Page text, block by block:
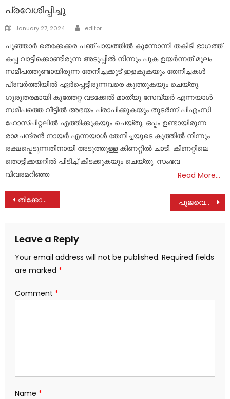
പ്രവേശിപ്പിച്ചു
Posted
January 27, 2024 Author
editor
പൂഞ്ഞാർ തെക്കേക്കര പഞ്ചായത്തിൽ കുന്നോന്നി തകിടി ഭാഗത്ത്
കപ്പ വാട്ടിക്കൊണ്ടിരുന്ന അടുപ്പിൽ നിന്നും പുക ഉയർന്നത് മൂലം
സമീപത്തുണ്ടായിരുന്ന തേനീച്ചക്കൂട് ഇളകുകയും തേനീച്ചകൾ
പ്രവർത്തിയിൽ ഏർപ്പെട്ടിരുന്നവരെ കുത്തുകയും ചെയ്തു.
ഗുരുതരമായി കുത്തേറ്റ വടക്കേൽ മാത്യു സേവ്യർ എന്നയാൾ
സമീപത്തെ വീട്ടിൽ അഭയം പ്രാപിക്കുകയും തുടർന്ന് പിഎംസി
ഹോസ്പിറ്റലിൽ എത്തിക്കുകയും ചെയ്തു. ഒപ്പം ഉണ്ടായിരുന്ന
രാമചന്ദ്രൻ നായർ എന്നയാൾ തേനീച്ചയുടെ കുത്തിൽ നിന്നും
രക്ഷപ്പെടുന്നതിനായി അടുത്തുള്ള കിണറ്റിൽ ചാടി. കിണറ്റിലെ
തൊട്ടിക്കയറിൽ പിടിച്ച് കിടക്കുകയും ചെയ്തു. സംഭവ
വിവരമറിഞ്ഞ
Read More…
Post
തീക്കോയിൽ മരിയ സദനത്തിനായി ജനകീയ കൂട്ടായ്മ പൂജവെയ്പ്; സംസ്ഥാനത്ത് നാളെ പൊതു അവധി, എല്ലാ വിദ്യാഭ്യാസ സ്ഥാപനങ്ങള്‍ക്കും സർക്കാർ ഓഫീസുകള്‍ക്കും ബാധകം
Leave a Reply
Your email address will not be published. Required fields
are marked *
Comment *
Name *